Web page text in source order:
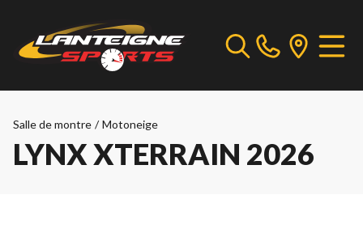
Salle de montre / Motoneige
LYNX XTERRAIN 2026